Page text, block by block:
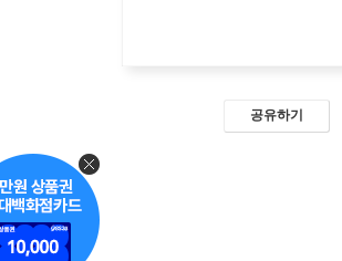
공유하기